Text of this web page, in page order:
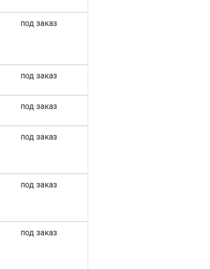
под заказ
под заказ
под заказ
под заказ
под заказ
под заказ